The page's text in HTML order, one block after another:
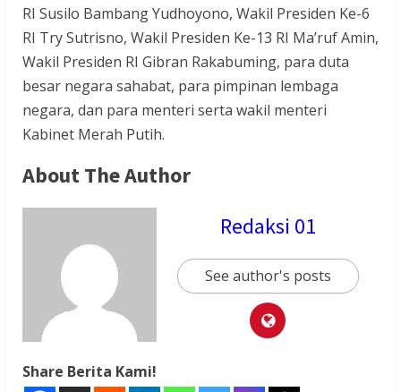
RI Susilo Bambang Yudhoyono, Wakil Presiden Ke-6
RI Try Sutrisno, Wakil Presiden Ke-13 RI Ma’ruf Amin,
Wakil Presiden RI Gibran Rakabuming, para duta
besar negara sahabat, para pimpinan lembaga
negara, dan para menteri serta wakil menteri
Kabinet Merah Putih.
About The Author
Redaksi 01
See author's posts
Share Berita Kami!